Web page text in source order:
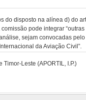
do disposto na alínea d) do
pode integrar
sejam convocadas
da Aviação Civil”.
Timor-Leste (APORTIL, I.P.)